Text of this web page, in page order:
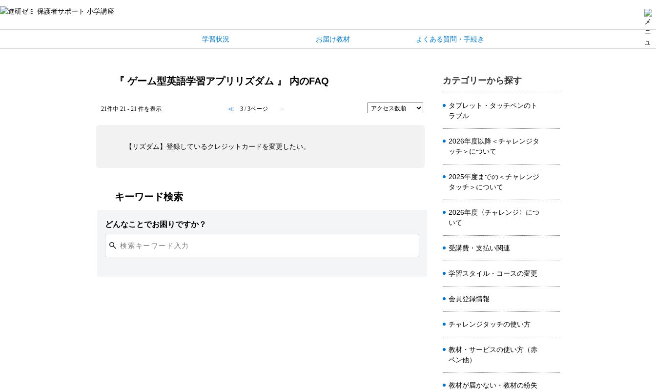
学習状況 お届け教材 よくある質問・手続き
カテゴリーから探す
タブレット・タッチペンのト
ラブル
2026年度以降＜チャレンジタ
ッチ＞について
2025年度までの＜チャレンジ
タッチ＞について
2026年度〈チャレンジ〉につ
いて
受講費・支払い関連
学習スタイル・コースの変更
会員登録情報
チャレンジタッチの使い方
教材・サービスの使い方（赤
ペン他）
教材が届かない・教材の紛失
『 ゲーム型英語学習アプリリズダム 』 内のFAQ
21件中 21 - 21 件を表示 ≪ 3 / 3ページ ≫
【リズダム】登録しているクレジットカードを変更したい。
キーワード検索
どんなことでお困りですか？